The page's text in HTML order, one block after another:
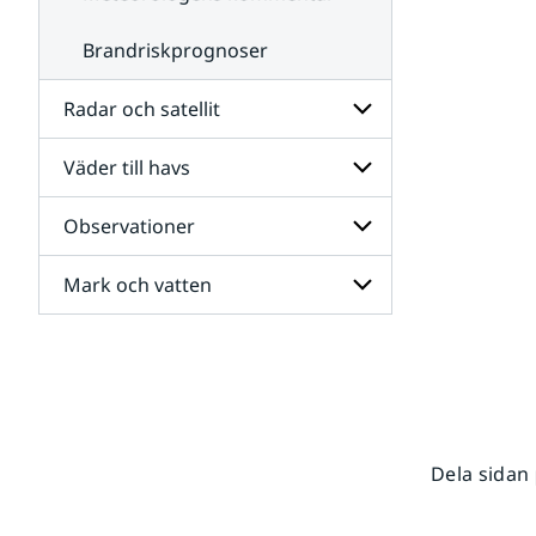
Brandriskprognoser
Radar och satellit
Undersidor
för
Radar
och
satellit
Väder till havs
Undersidor
för
Väder
till
havs
Observationer
Undersidor
för
Mark och vatten
Dela sidan